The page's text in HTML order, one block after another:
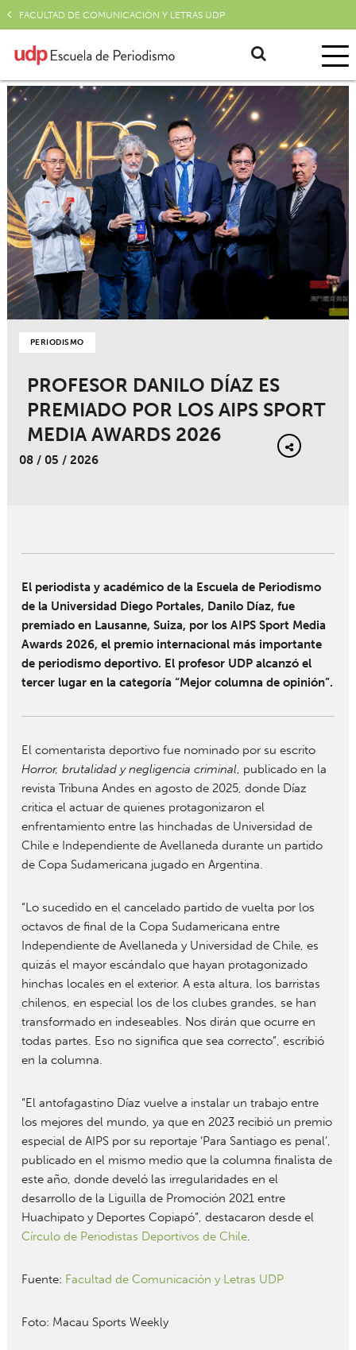
FACULTAD DE COMUNICACIÓN Y LETRAS UDP
PERIODISMO
PROFESOR DANILO DÍAZ ES
PREMIADO POR LOS AIPS SPORT
MEDIA AWARDS 2026
08 / 05 / 2026
El periodista y académico de la Escuela de Periodismo
de la Universidad Diego Portales, Danilo Díaz, fue
premiado en Lausanne, Suiza, por los AIPS Sport Media
Awards 2026, el premio internacional más importante
de periodismo deportivo. El profesor UDP alcanzó el
tercer lugar en la categoría “Mejor columna de opinión”.
El comentarista deportivo fue nominado por su escrito
Horror, brutalidad y negligencia criminal, publicado en la
revista Tribuna Andes en agosto de 2025, donde Díaz
critica el actuar de quienes protagonizaron el
enfrentamiento entre las hinchadas de Universidad de
Chile e Independiente de Avellaneda durante un partido
de Copa Sudamericana jugado en Argentina.
“Lo sucedido en el cancelado partido de vuelta por los
octavos de final de la Copa Sudamericana entre
Independiente de Avellaneda y Universidad de Chile, es
quizás el mayor escándalo que hayan protagonizado
hinchas locales en el exterior. A esta altura, los barristas
chilenos, en especial los de los clubes grandes, se han
transformado en indeseables. Nos dirán que ocurre en
todas partes. Eso no significa que sea correcto”, escribió
en la columna.
“El antofagastino Díaz vuelve a instalar un trabajo entre
los mejores del mundo, ya que en 2023 recibió un premio
especial de AIPS por su reportaje ‘Para Santiago es penal’,
publicado en el mismo medio que la columna finalista de
este año, donde develó las irregularidades en el
desarrollo de la Liguilla de Promoción 2021 entre
Huachipato y Deportes Copiapó”, destacaron desde el
Círculo de Periodistas Deportivos de Chile.
Fuente: Facultad de Comunicación y Letras UDP
Foto: Macau Sports Weekly